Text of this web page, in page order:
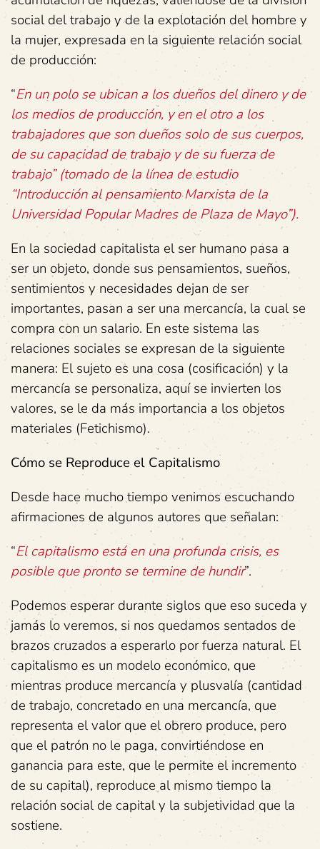
social del trabajo y de la explotación del hombre y
la mujer, expresada en la siguiente relación social
de producción:
“En un polo se ubican a los dueños del dinero y de
los medios de producción, y en el otro a los
trabajadores que son dueños solo de sus cuerpos,
de su capacidad de trabajo y de su fuerza de
trabajo” (tomado de la línea de estudio
“Introducción al pensamiento Marxista de la
Universidad Popular Madres de Plaza de Mayo”).
En la sociedad capitalista el ser humano pasa a
ser un objeto, donde sus pensamientos, sueños,
sentimientos y necesidades dejan de ser
importantes, pasan a ser una mercancía, la cual se
compra con un salario. En este sistema las
relaciones sociales se expresan de la siguiente
manera: El sujeto es una cosa (cosificación) y la
mercancía se personaliza, aquí se invierten los
valores, se le da más importancia a los objetos
materiales (Fetichismo).
Cómo se Reproduce el Capitalismo
Desde hace mucho tiempo venimos escuchando
afirmaciones de algunos autores que señalan:
“El capitalismo está en una profunda crisis, es
posible que pronto se termine de hundir”.
Podemos esperar durante siglos que eso suceda y
jamás lo veremos, si nos quedamos sentados de
brazos cruzados a esperarlo por fuerza natural. El
capitalismo es un modelo económico, que
mientras produce mercancía y plusvalía (cantidad
de trabajo, concretado en una mercancía, que
representa el valor que el obrero produce, pero
que el patrón no le paga, convirtiéndose en
ganancia para este, que le permite el incremento
de su capital), reproduce al mismo tiempo la
relación social de capital y la subjetividad que la
sostiene.